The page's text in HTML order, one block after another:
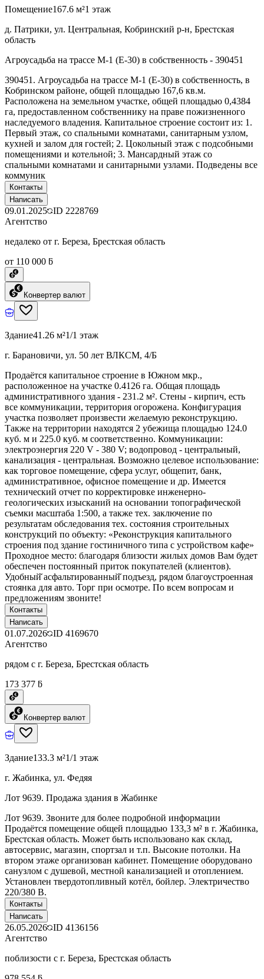
Помещение167.6 м²1 этаж
д. Патрики, ул. Центральная, Кобринский р-н, Брестская
область
Агроусадьба на трассе М-1 (Е-30) в собственность - 390451
390451. Агроусадьба на трассе М-1 (Е-30) в собственность, в
Кобринском районе, общей площадью 167,6 кв.м.
Расположена на земельном участке, общей площадью 0,4384
га, предоставленном собственнику на праве пожизненного
наследуемого владения. Капитальное строение состоит из: 1.
Первый этаж, со спальными комнатами, санитарным узлом,
кухней и залом для гостей; 2. Цокольный этаж с подсобными
помещениями и котельной; 3. Мансардный этаж со
спальными комнатами и санитарными узлами. Подведены все
коммуник
Контакты
Написать
09.01.2025 ID 2228769
Агентство
недалеко от г. Береза, Брестская область
от 110 000 ƃ
Конвертер валют
Здание41.26 м²1/1 этаж
г. Барановичи, ул. 50 лет ВЛКСМ, 4/Б
Продаётся капитальное строение в Южном мкр.,
расположенное на участке 0.4126 га. Общая площадь
административного здания - 231.2 м². Стены - кирпич, есть
все коммуникации, территория огорожена. Конфигурация
участка позволяет произвести желаемую реконструкцию.
Также на территории находятся 2 убежища площадью 124.0
куб. м и 225.0 куб. м соответственно. Коммуникации:
электроэнергия 220 V - 380 V; водопровод - центральный,
канализация - центральная. Возможно целевое использование:
как торговое помещение, сфера услуг, общепит, банк,
административное, офисное помещение и др. Имеется
технический отчет по корректировке инженерно-
геологических изысканий на основании топографической
съемки масштаба 1:500, а также тех. заключение по
результатам обследования тех. состояния строительных
конструкций по объекту: «Реконструкция капитального
строения под здание гостиничного типа с устройством кафе»
Проходное место: благодаря близости жилых домов Вам будет
обеспечен постоянный приток покупателей (клиентов).
Удобный̆ асфальтированный̆ подъезд, рядом благоустроенная
стоянка для авто. Торг при осмотре. По всем вопросам и
предложениям звоните!
Контакты
Написать
01.07.2026 ID 4169670
Агентство
рядом с г. Береза, Брестская область
173 377 ƃ
Конвертер валют
Здание133.3 м²1/1 этаж
г. Жабинка, ул. Федяя
Лот 9639. Продажа здания в Жабинке
Лот 9639. Звоните для более подробной информации
Продаётся помещение общей площадью 133,3 м² в г. Жабинка,
Брестская область. Может быть использовано как склад,
автосервис, магазин, спортзал и т.п. Высокие потолки. На
втором этаже организован кабинет. Помещение оборудовано
санузлом с душевой, местной канализацией и отоплением.
Установлен твердотопливный котёл, бойлер. Электричество
220/380 В.
Контакты
Написать
26.05.2026 ID 4136156
Агентство
поблизости с г. Береза, Брестская область